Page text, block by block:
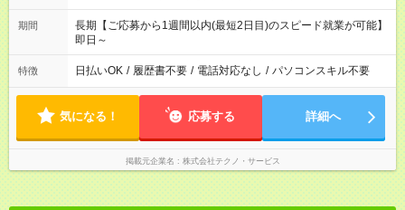
期間
長期【ご応募から1週間以内(最短2日目)のスピード就業が可能】
即日～
特徴 日払いOK / 履歴書不要 / 電話対応なし / パソコンスキル不要
気になる！ 応募する 詳細へ
掲載元企業名 株式会社テクノ・サービス